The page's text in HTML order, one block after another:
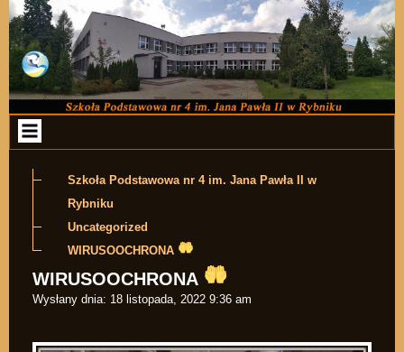
Przejdź do zawartości
Szkoła Podstawowa nr 4 im. Jana Pawła II w
Rybniku
Uncategorized
WIRUSOOCHRONA
WIRUSOOCHRONA
Wysłany dnia: 18 listopada, 2022 9:36 am